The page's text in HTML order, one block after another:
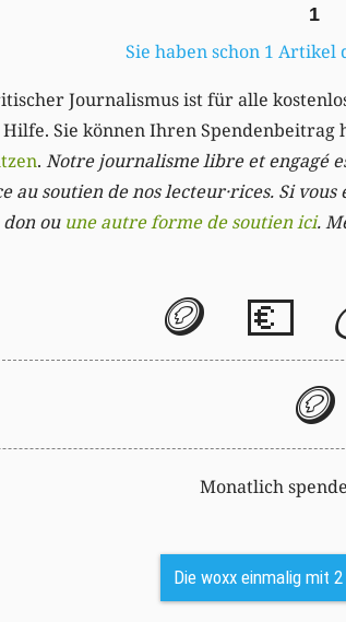
1
Sie haben schon 1 Artikel
Journalismus ist für alle
Sie können Ihren Spendenbeitrag
. Notre journalisme libre et engagé
au soutien de nos lecteur·rices. Si
ou une autre forme de soutien ici.
🪙 💶
🪙
Monatlich
Die woxx einmalig mit